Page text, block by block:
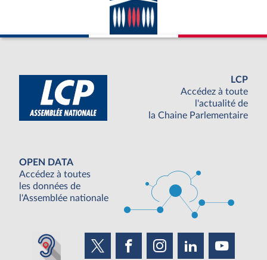
LCP
Accédez à toute
l'actualité de
la Chaine Parlementaire
OPEN DATA
Accédez à toutes
les données de
l'Assemblée nationale